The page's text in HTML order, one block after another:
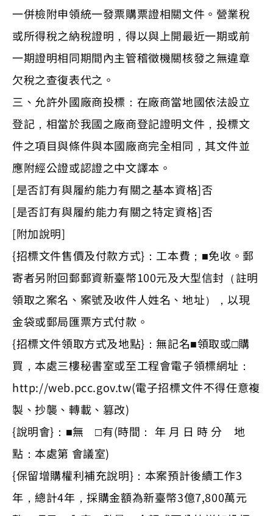
一併檢附申領統一發票購票證相關文件。營業稅
或所得稅之納稅證明，得以與上開最近一期或前
一期證明相同期間內主管稽徵機關核發之無違章
欠稅之查復表代之。
三、允許外國廠商投標：在廠商當地國依法設立
登記，相當於我國之廠商登記證明文件，投標文
件之項目與條件與本國廠商完全相同，其文件並
應附經公證或認證之中文譯本。
[是否訂有與履約能力有關之基本資格]否
[是否訂有與履約能力有關之特定資格]否
[附加說明]
{招標文件售價及付款方式}：工本費；■免收。郵
寄者另附回郵郵資新臺幣100元及大型信封（註明
領取之案名、案號及收件人姓名、地址），以現
金袋或郵局匯票方式付款。
{招標文件領取方式及地點}：無記名■領取或□購
買，本處三樓秘書室或至工程會電子領標網址：
http://web.pcc.gov.tw(電子招標文件不得任意複
製、抄襲、轉載、篡改)
{說明會}：■無 □有(時間： 年 月 日 時 分 地
點：本處第 會議室)
{保留增購權利補充說明}：本案預計後續工作3
年，總計4年，採購金額為新臺幣3億7,800萬元